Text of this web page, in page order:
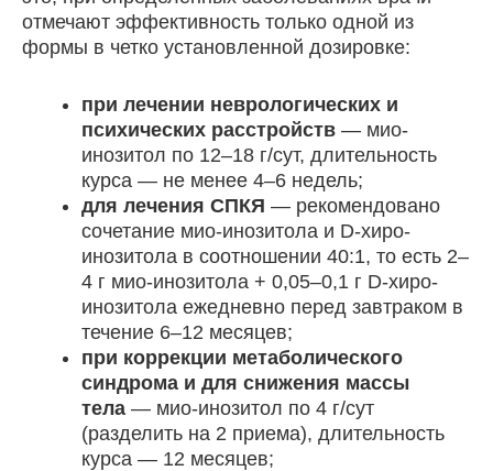
отмечают эффективность только одной из
формы в четко установленной дозировке:
при лечении неврологических и
психических расстройств — мио-
инозитол по 12–18 г/сут, длительность
курса — не менее 4–6 недель;
для лечения СПКЯ — рекомендовано
сочетание мио-инозитола и D-хиро-
инозитола в соотношении 40:1, то есть 2–
4 г мио-инозитола + 0,05–0,1 г D-хиро-
инозитола ежедневно перед завтраком в
течение 6–12 месяцев;
при коррекции метаболического
синдрома и для снижения массы
тела — мио-инозитол по 4 г/сут
(разделить на 2 приема), длительность
курса — 12 месяцев;